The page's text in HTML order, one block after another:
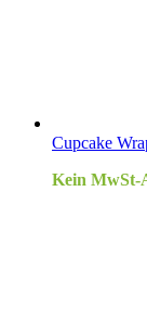
Cupcake
Kein MwSt-